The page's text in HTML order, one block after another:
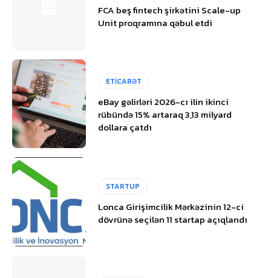
FCA beş fintech şirkətini Scale-up
Unit proqramına qəbul etdi
ETİCARƏT
eBay gəlirləri 2026-cı ilin ikinci
rübündə 15% artaraq 3,13 milyard
dollara çatdı
STARTUP
Lonca Girişimcilik Mərkəzinin 12-ci
dövrünə seçilən 11 startap açıqlandı